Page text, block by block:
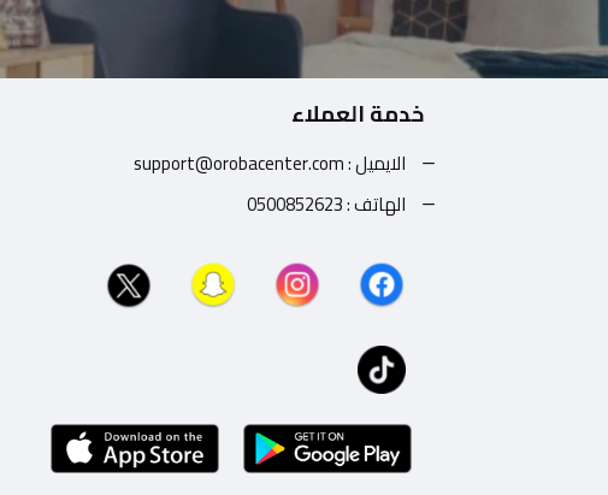
خدمة العملاء
الايميل : support@orobacenter.com
الهاتف : 0500852623